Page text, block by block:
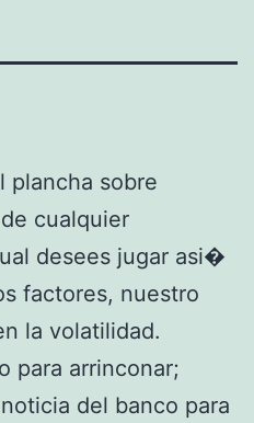
plancha sobre
cualquier
desees jugar asi�
factores, nuestro
la volatilidad.
para arrinconar;
del banco para